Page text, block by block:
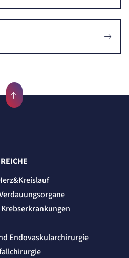
Endovaskularchirurgie